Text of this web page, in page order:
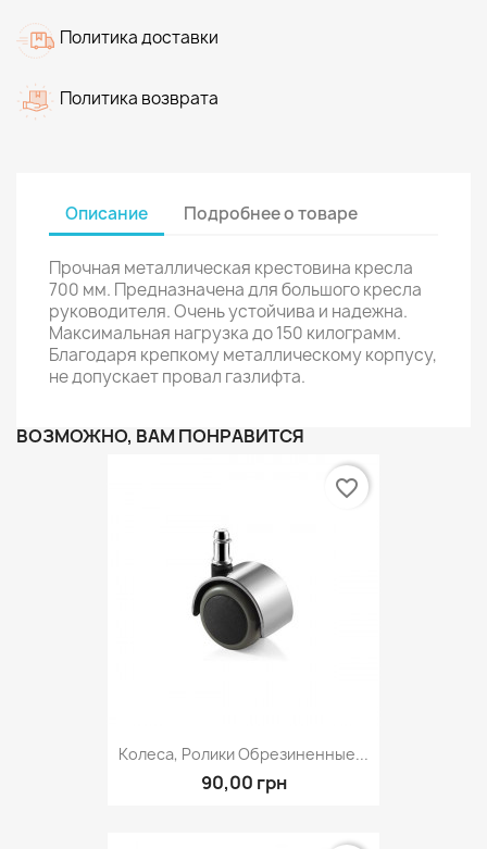
Политика доставки
Политика возврата
Описание Подробнее о товаре
Прочная металлическая крестовина кресла
700 мм. Предназначена для большого кресла
руководителя. Очень устойчива и надежна.
Максимальная нагрузка до 150 килограмм.
Благодаря крепкому металлическому корпусу,
не допускает провал газлифта.
ВОЗМОЖНО, ВАМ ПОНРАВИТСЯ
Колеса, Ролики Обрезиненные...
90,00 грн
favorite_border